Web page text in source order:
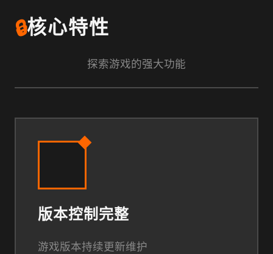
🔒核心特性
探索游戏的强大功能
版本控制完整
游戏版本持续更新维护